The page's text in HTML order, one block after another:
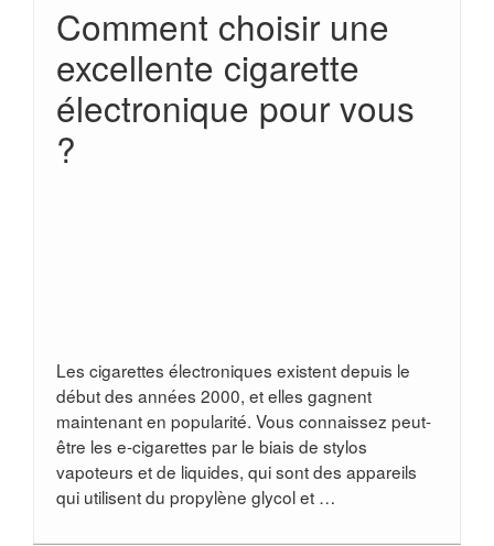
Comment choisir une
excellente cigarette
électronique pour vous
?
Les cigarettes électroniques existent depuis le
début des années 2000, et elles gagnent
maintenant en popularité. Vous connaissez peut-
être les e-cigarettes par le biais de stylos
vapoteurs et de liquides, qui sont des appareils
qui utilisent du propylène glycol et …